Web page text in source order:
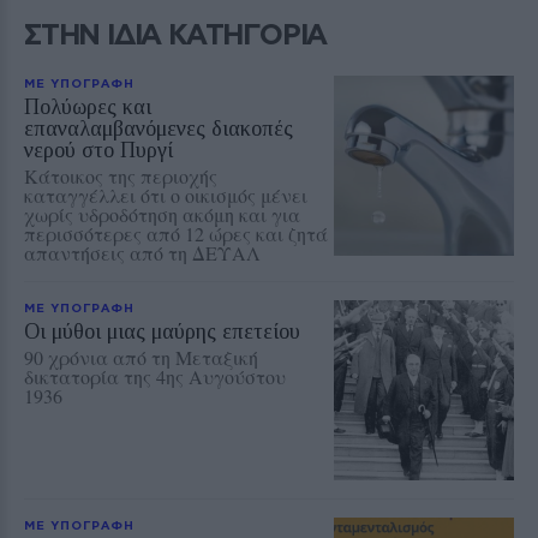
ΣΤΗΝ ΙΔΙΑ ΚΑΤΗΓΟΡΙΑ
ΜΕ ΥΠΟΓΡΑΦΗ
Πολύωρες και
επαναλαμβανόμενες διακοπές
νερού στο Πυργί
Κάτοικος της περιοχής
καταγγέλλει ότι ο οικισμός μένει
χωρίς υδροδότηση ακόμη και για
περισσότερες από 12 ώρες και ζητά
απαντήσεις από τη ΔΕΥΑΛ
ΜΕ ΥΠΟΓΡΑΦΗ
Οι μύθοι μιας μαύρης επετείου
90 χρόνια από τη Μεταξική
δικτατορία της 4ης Αυγούστου
1936
ΜΕ ΥΠΟΓΡΑΦΗ